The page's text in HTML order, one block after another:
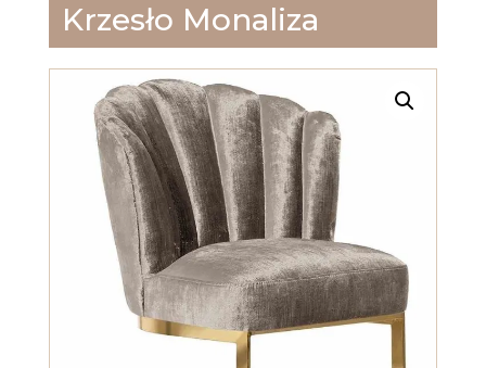
Krzesło Monaliza